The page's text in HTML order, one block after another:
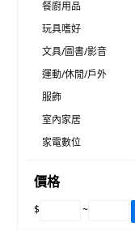
餐廚用品
玩具嗜好
文具/圖書/影音
運動/休閒/戶外
服飾
室內家居
家電數位
價格
$ ~